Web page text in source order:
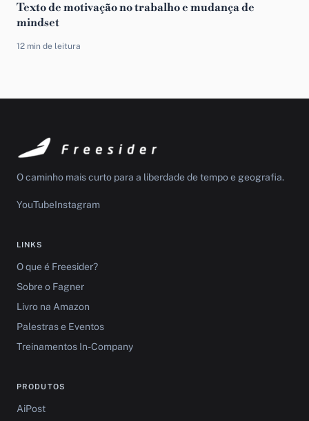
Texto de motivação no trabalho e mudança de
mindset
12 min de leitura
O caminho mais curto para a liberdade de tempo e geografia.
YouTubeInstagram
LINKS
O que é Freesider?
Sobre o Fagner
Livro na Amazon
Palestras e Eventos
Treinamentos In-Company
PRODUTOS
AiPost